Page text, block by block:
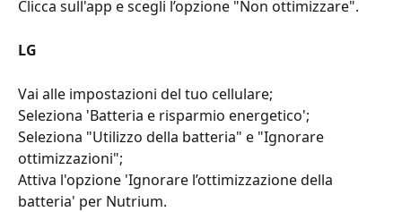
Clicca sull'app e scegli l’opzione "Non ottimizzare".
LG
Vai alle impostazioni del tuo cellulare;
Seleziona 'Batteria e risparmio energetico';
Seleziona "Utilizzo della batteria" e "Ignorare
ottimizzazioni";
Attiva l'opzione 'Ignorare l’ottimizzazione della
batteria' per Nutrium.